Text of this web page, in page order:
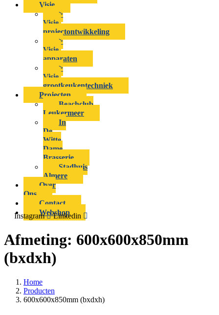
Visie
>
Visie-
projectontwikkeling
>
Visie-
apparaten
>
Visie-
grootkeukentechniek
Projecten
Beachclub
Leukermeer
In
De
Witte
Dame
Brasserie
Stadhuis
Almere
Over
Ons
Contact
Webshop
Instagram Linkedin
Afmeting: 600x600x850mm
(bxdxh)
Home
Producten
600x600x850mm (bxdxh)